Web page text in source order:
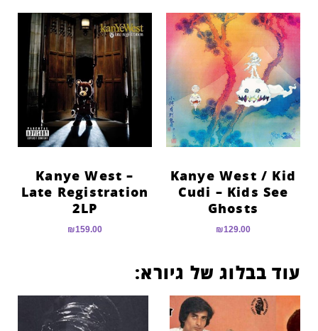
Kanye West / Kid
Cudi – Kids See
Ghosts
₪129.00
Kanye West –
Late Registration
2LP
₪159.00
עוד בבלוג של גיורא: